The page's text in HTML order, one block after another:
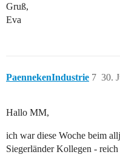
Gruß,
Eva
PaennekenIndustrie 30.
7
Hallo MM,
ich war diese Woche beim
Siegerländer Kollegen -